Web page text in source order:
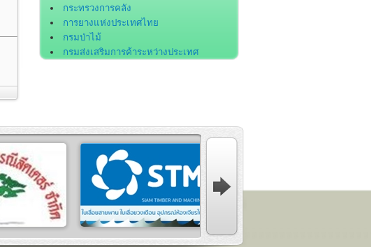
กระทรวงการคลัง
การยางแห่งประเทศไทย
กรมป่าไม้
กรมส่งเสริมการค้าระหว่างประเทศ
สำนักงานคณะกรรมการส่งเสริมการลงทุน
สำนักงานคณะกรรมการพัฒนาการ
เศรษฐกิจและสังคมแห่งชาติ
สำนักงานพัฒนาวิทยาศาสตร์และ
เทคโนโลยีแห่งชาติ
องค์การอุตสาหกรรมป่าไม้
สถาบันมาตรวิทยาแห่งชาติ
ธนาคารแห่งประเทศไทย